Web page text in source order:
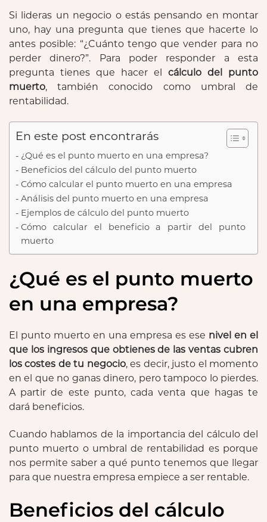
Si lideras un negocio o estás pensando en montar
uno, hay una pregunta que tienes que hacerte lo
antes posible: “¿Cuánto tengo que vender para no
perder dinero?”. Para poder responder a esta
pregunta tienes que hacer el cálculo del punto
muerto, también conocido como umbral de
rentabilidad.
En este post encontrarás
¿Qué es el punto muerto en una empresa?
Beneficios del cálculo del punto muerto
Cómo calcular el punto muerto en una empresa
Análisis del punto muerto en una empresa
Ejemplos de cálculo del punto muerto
Cómo calcular el beneficio a partir del punto
muerto
¿Qué es el punto muerto
en una empresa?
El punto muerto en una empresa es ese nivel en el
que los ingresos que obtienes de las ventas cubren
los costes de tu negocio, es decir, justo el momento
en el que no ganas dinero, pero tampoco lo pierdes.
A partir de este punto, cada venta que hagas te
dará beneficios.
Cuando hablamos de la importancia del cálculo del
punto muerto o umbral de rentabilidad es porque
nos permite saber a qué punto tenemos que llegar
para que nuestra empresa empiece a ser rentable.
Beneficios del cálculo